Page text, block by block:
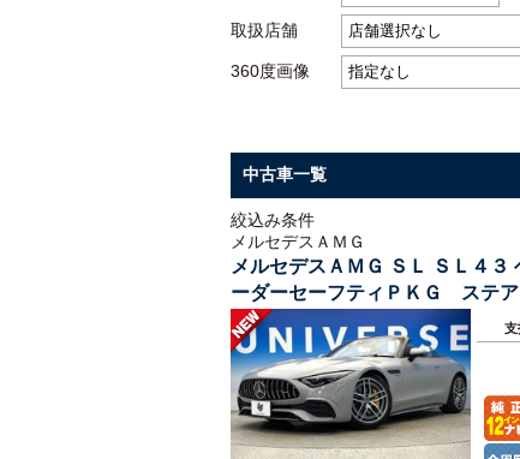
取扱店舗
360度画像
中古車一覧
絞込み条件
メルセデスＡＭＧ
メルセデスＡＭＧ ＳＬ ＳＬ４
ーダーセーフティＰＫＧ ステ
ム 禁煙車
支